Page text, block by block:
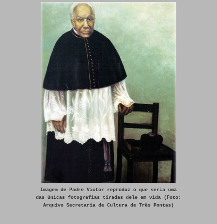
Imagem de Padre Victor reproduz o que seria uma
das únicas fotografias tiradas dele em vida (Foto:
Arquivo Secretaria de Cultura de Três Pontas)